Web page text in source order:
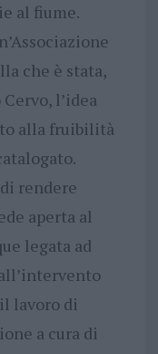
al fiume.
che è stata,
l’idea
alla fruibilità
rendere
aperta al
legata ad
lavoro di
a cura di